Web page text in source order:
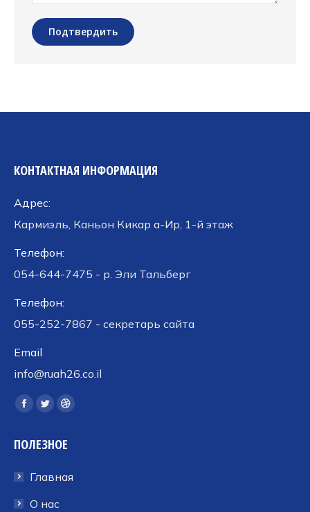
Подтвердить
КОНТАКТНАЯ ИНФОРМАЦИЯ
Адрес:
Кармиэль, Каньон Кикар а-Ир, 1-й этаж
Телефон:
054-644-7475 - р. Эли Тальберг
Телефон:
055-252-7867 - секретарь сайта
Email
info@ruah26.co.il
Ищите нас:
Страница
открывается
новом
окне
Страница
открывается
новом
окне
Страница
открывается
новом
ПОЛЕЗНОЕ
Главная
О нас